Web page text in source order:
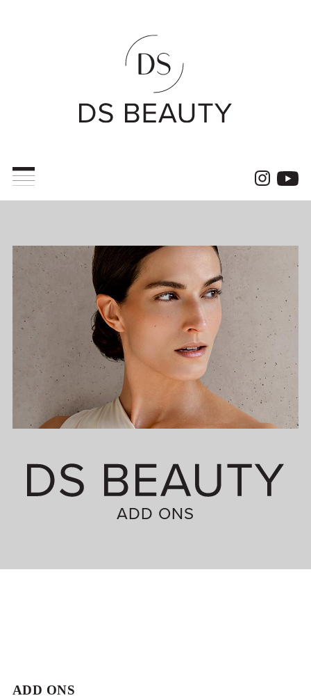
ADD ONS
ADD ONS